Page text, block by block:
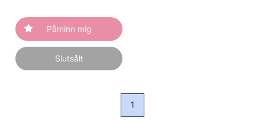
Påminn mig
Slutsålt
1